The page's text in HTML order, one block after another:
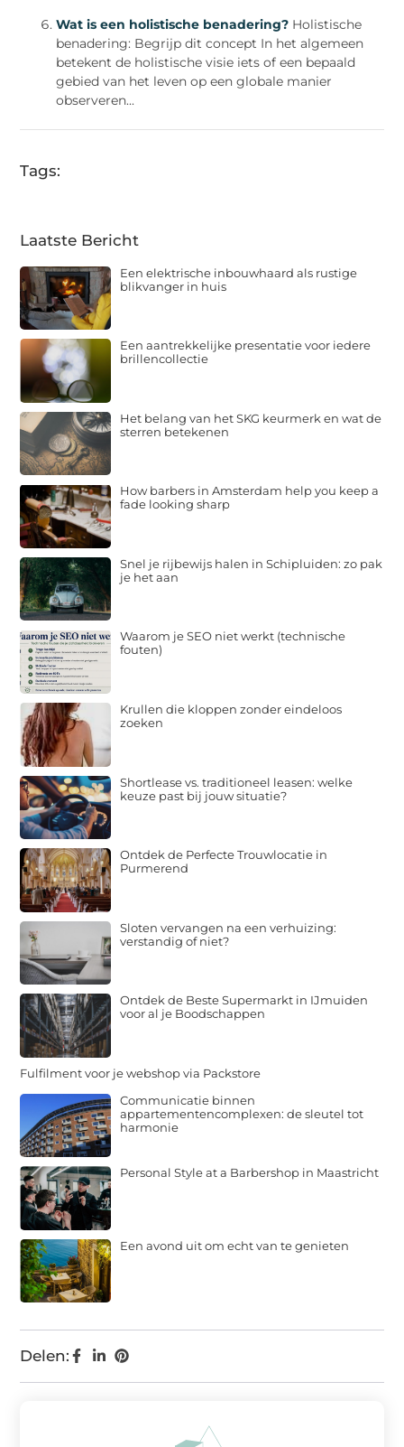
Wat is een holistische benadering? Holistische
benadering: Begrijp dit concept In het algemeen
betekent de holistische visie iets of een bepaald
gebied van het leven op een globale manier
observeren...
Tags:
Delen:
Laatste Bericht
Een elektrische inbouwhaard als rustige
blikvanger in huis
Een aantrekkelijke presentatie voor iedere
brillencollectie
Het belang van het SKG keurmerk en wat de
sterren betekenen
How barbers in Amsterdam help you keep a
fade looking sharp
Snel je rijbewijs halen in Schipluiden: zo pak
je het aan
Waarom je SEO niet werkt (technische
fouten)
Krullen die kloppen zonder eindeloos
zoeken
Shortlease vs. traditioneel leasen: welke
keuze past bij jouw situatie?
Ontdek de Perfecte Trouwlocatie in
Purmerend
Sloten vervangen na een verhuizing:
verstandig of niet?
Ontdek de Beste Supermarkt in IJmuiden
voor al je Boodschappen
Fulfilment voor je webshop via Packstore
Communicatie binnen
appartementencomplexen: de sleutel tot
harmonie
Personal Style at a Barbershop in Maastricht
Een avond uit om echt van te genieten